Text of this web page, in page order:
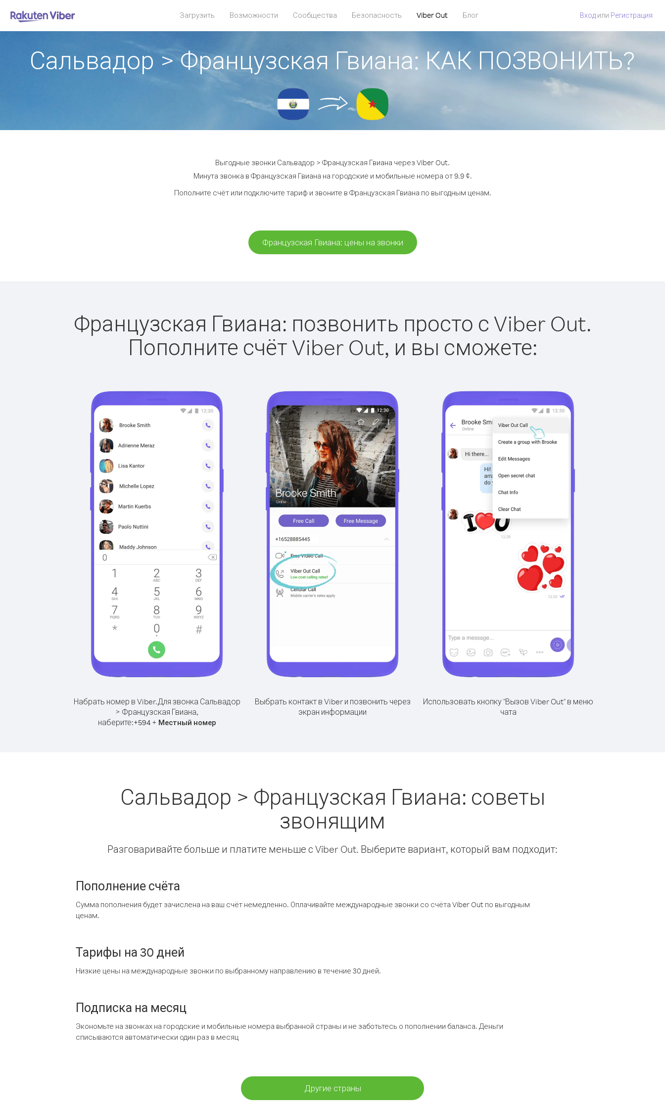
Загрузить Возможности Сообщества Безопасность Viber Out Блог Вход или Регистрация
Сальвадор > Французская Гвиана: КАК ПОЗВОНИТЬ?
Выгодные звонки Сальвадор > Французская Гвиана через Viber Out.
Минута звонка в Французская Гвиана на городские и мобильные номера от 9.9 ¢.
Пополните счёт или подключите тариф и звоните в Французская Гвиана по выгодным ценам.
Французская Гвиана: цены на звонки
Французская Гвиана: позвонить просто с Viber Out.
Пополните счёт Viber Out, и вы сможете:
Набрать номер в Viber.Для звонка Сальвадор
> Французская Гвиана,
наберите:+594+ Местный номер
Выбрать контакт в Viber и позвонить через
экран информации
Использовать кнопку "Вызов Viber Out" в меню
чата
Сальвадор > Французская Гвиана: советы
звонящим
Разговаривайте больше и платите меньше с Viber Out. Выберите вариант, который вам подходит:
Пополнение счёта
Сумма пополнения будет зачислена на ваш счёт немедленно. Оплачивайте международные звонки со счёта Viber Out по выгодным
ценам.
Тарифы на 30 дней
Низкие цены на международные звонки по выбранному направлению в течение 30 дней.
Подписка на месяц
Экономьте на звонках на городские и мобильные номера выбранной страны и не заботьтесь о пополнении баланса. Деньги
списываются автоматически один раз в месяц
Другие страны